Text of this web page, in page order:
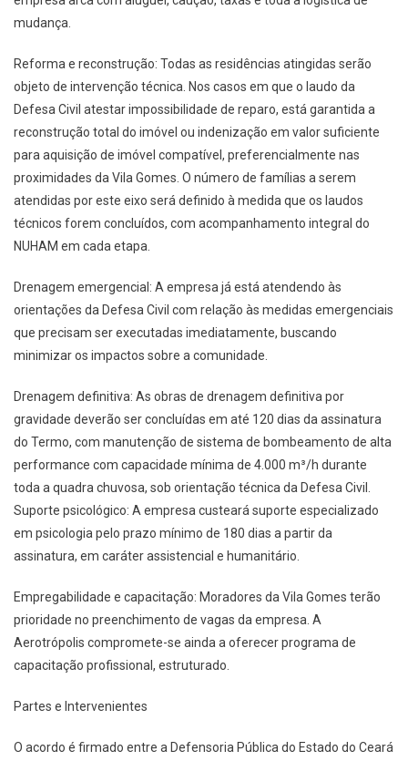
mudança.
Reforma e reconstrução: Todas as residências atingidas serão
objeto de intervenção técnica. Nos casos em que o laudo da
Defesa Civil atestar impossibilidade de reparo, está garantida a
reconstrução total do imóvel ou indenização em valor suficiente
para aquisição de imóvel compatível, preferencialmente nas
proximidades da Vila Gomes. O número de famílias a serem
atendidas por este eixo será definido à medida que os laudos
técnicos forem concluídos, com acompanhamento integral do
NUHAM em cada etapa.
Drenagem emergencial: A empresa já está atendendo às
orientações da Defesa Civil com relação às medidas emergenciais
que precisam ser executadas imediatamente, buscando
minimizar os impactos sobre a comunidade.
Drenagem definitiva: As obras de drenagem definitiva por
gravidade deverão ser concluídas em até 120 dias da assinatura
do Termo, com manutenção de sistema de bombeamento de alta
performance com capacidade mínima de 4.000 m³/h durante
toda a quadra chuvosa, sob orientação técnica da Defesa Civil.
Suporte psicológico: A empresa custeará suporte especializado
em psicologia pelo prazo mínimo de 180 dias a partir da
assinatura, em caráter assistencial e humanitário.
Empregabilidade e capacitação: Moradores da Vila Gomes terão
prioridade no preenchimento de vagas da empresa. A
Aerotrópolis compromete-se ainda a oferecer programa de
capacitação profissional, estruturado.
Partes e Intervenientes
O acordo é firmado entre a Defensoria Pública do Estado do Ceará